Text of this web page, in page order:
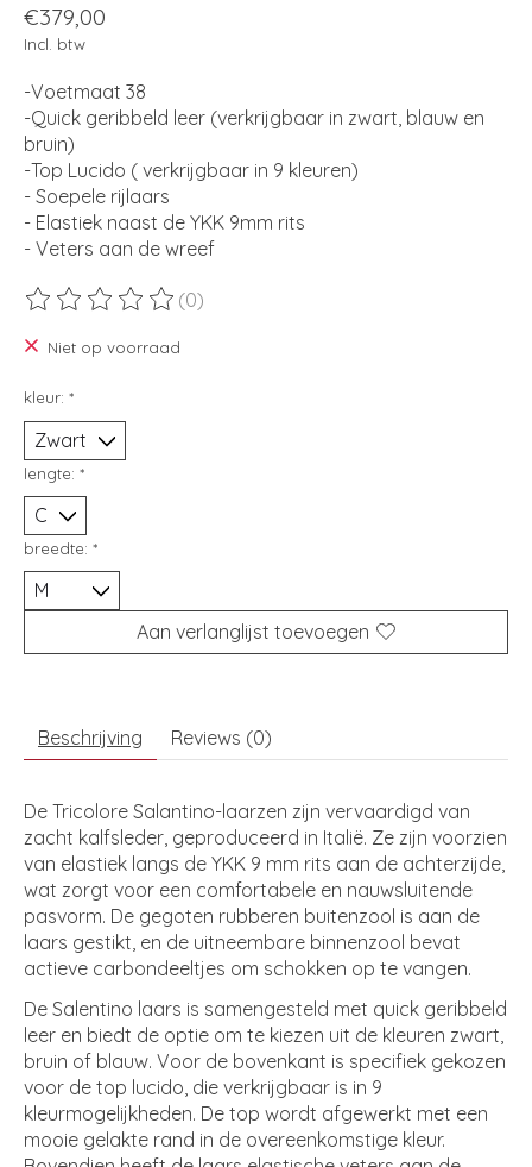
€379,00
Incl. btw
-Voetmaat 38
-Quick geribbeld leer (verkrijgbaar in zwart, blauw en
bruin)
-Top Lucido ( verkrijgbaar in 9 kleuren)
- Soepele rijlaars
- Elastiek naast de YKK 9mm rits
- Veters aan de wreef
De beoordeling van dit product is
(0)
Niet op voorraad
kleur: *
lengte: *
breedte: *
Aan verlanglijst toevoegen
Beschrijving Reviews (0)
De Tricolore Salantino-laarzen zijn vervaardigd van
zacht kalfsleder, geproduceerd in Italië. Ze zijn voorzien
van elastiek langs de YKK 9 mm rits aan de achterzijde,
wat zorgt voor een comfortabele en nauwsluitende
pasvorm. De gegoten rubberen buitenzool is aan de
laars gestikt, en de uitneembare binnenzool bevat
actieve carbondeeltjes om schokken op te vangen.
De Salentino laars is samengesteld met quick geribbeld
leer en biedt de optie om te kiezen uit de kleuren zwart,
bruin of blauw. Voor de bovenkant is specifiek gekozen
voor de top lucido, die verkrijgbaar is in 9
kleurmogelijkheden. De top wordt afgewerkt met een
mooie gelakte rand in de overeenkomstige kleur.